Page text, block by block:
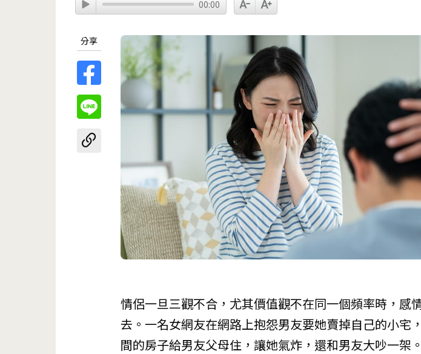
00:00
分享
情侶一旦三觀不合，尤其價值觀不在同一個頻率時，感
去。一名女網友在網路上抱怨男友要她賣掉自己的小宅
間的房子給男友父母住，讓她氣炸，還和男友大吵一架